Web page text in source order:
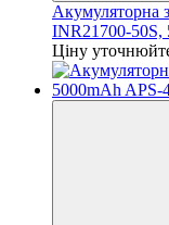
Акумуляторна
INR21700-50S,
Ціну